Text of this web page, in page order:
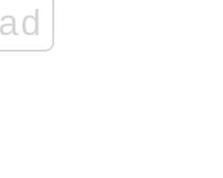
ad